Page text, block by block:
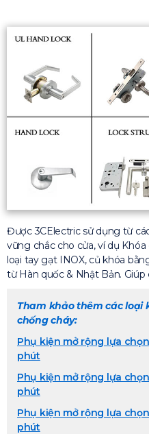
Được 3CElectric sử dụng từ
vững chắc cho cửa, ví dụ
loại tay gạt INOX, củ khóa
từ Hàn quốc & Nhật Bản.
Tham khảo thêm các loại
chống cháy:
Phụ kiện mở rộng lựa
phút
Phụ kiện mở rộng lựa
phút
Phụ kiện mở rộng lựa
phút